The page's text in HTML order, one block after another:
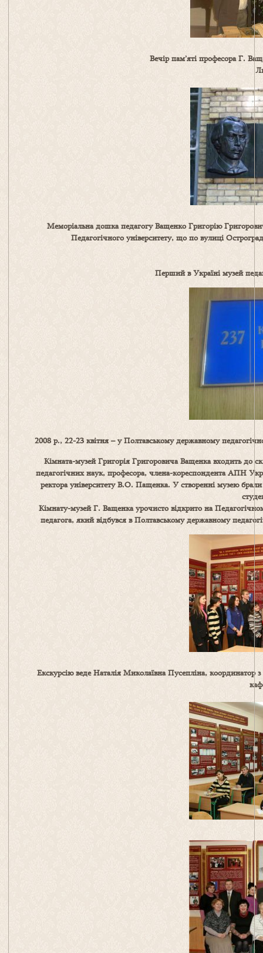
Вечір пам’яті професора Г.
Меморіальна дошка педагогу Ващенко Григорію
Педагогічного університету, що по вулиці
Перший в Україні музей
2008 р., 22-23 квітня – у Полтавському державному
Кімната-музей Григорія Григоровича Ващенка входить до
педагогічних наук, професора, члена-кореспондента АПН
ректора університету В.О. Пащенка. У створенні музею
Кімнату-музей Г. Ващенка урочисто відкрито на
педагога, який відбувся в Полтавському державному
Екскурсію веде Наталія Миколаївна Пусепліна,